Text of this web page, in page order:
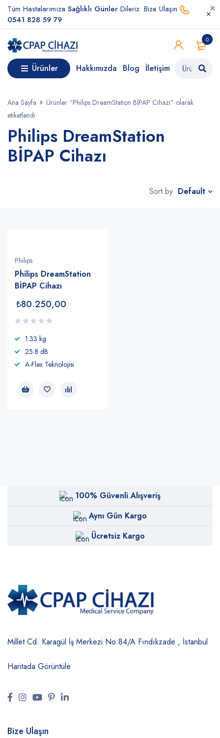
Tüm Hastalarımıza Sağlıklı Günler Dileriz. Bize Ulaşın
0541 828 59 79
0
Ürünler Hakkımızda Blog İletişim
Ana Sayfa
Ürünler “Philips DreamStation BİPAP Cihazı” olarak
etiketlendi
Philips DreamStation
BİPAP Cihazı
Sort by Default
Philips
Philips DreamStation
BİPAP Cihazı
₺80.250,00
1.33 kg
25.8 dB
A-Flex Teknolojisi
100% Güvenli Alışveriş
Aynı Gün Kargo
Ücretsiz Kargo
Millet Cd. Karagül İş Merkezi No:84/A Fındıkzade , İstanbul
Haritada Görüntüle
Bize Ulaşın